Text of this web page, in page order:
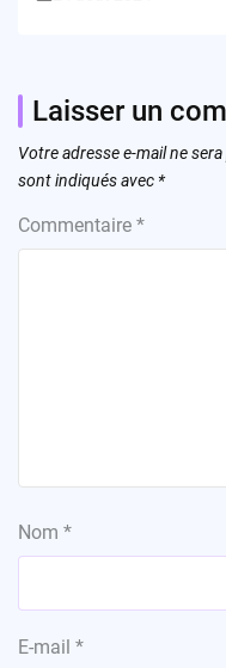
Laisser un
Votre adresse e-mail ne
sont indiqués avec *
Commentaire *
Nom *
E-mail *